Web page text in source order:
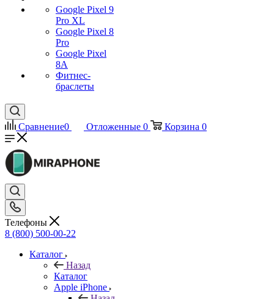
Google Pixel 9
Pro XL
Google Pixel 8
Pro
Google Pixel
8A
Фитнес-
браслеты
Сравнение0 Отложенные 0 Корзина 0
Телефоны
8 (800) 500-00-22
Каталог
Назад
Каталог
Apple iPhone